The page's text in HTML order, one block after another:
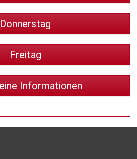
Donnerstag
Freitag
Informationen